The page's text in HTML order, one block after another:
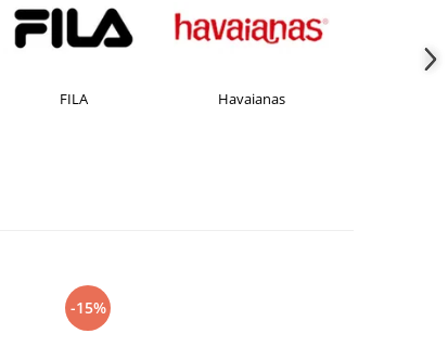
FILA Havaianas
-15%